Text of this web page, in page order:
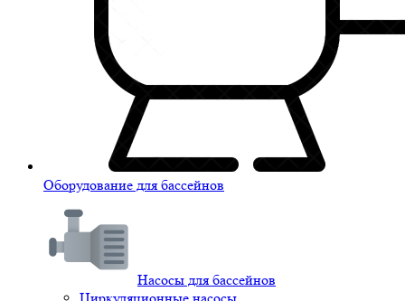
Оборудование для бассейнов
Насосы для бассейнов